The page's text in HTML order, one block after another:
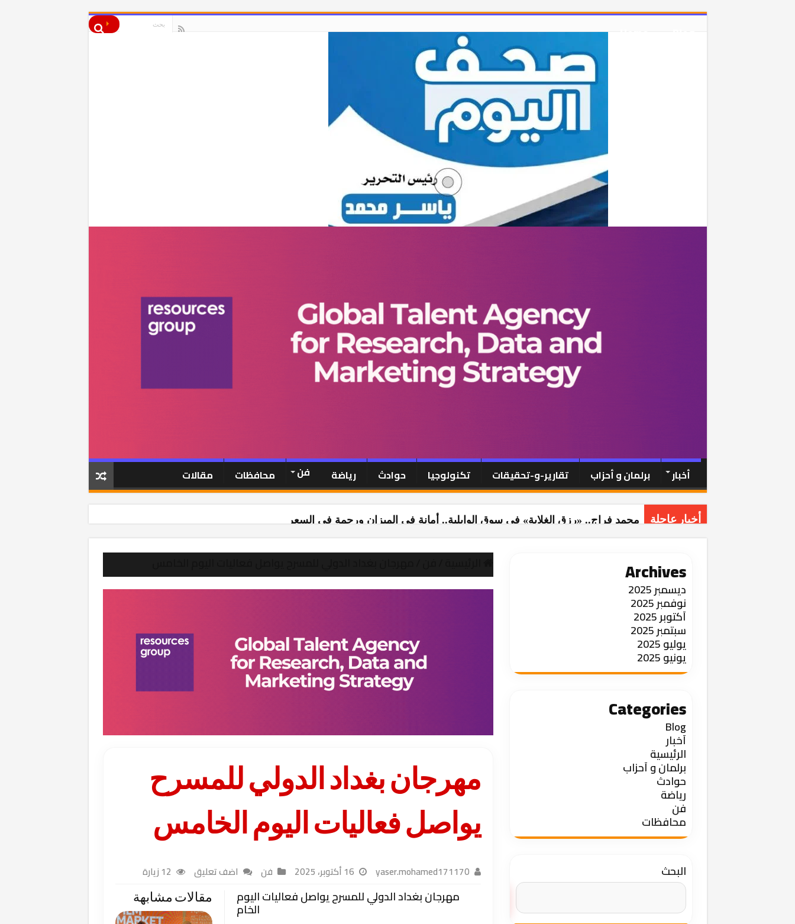
أخبار برلمان و أحزاب تقارير-و-تحقيقات تكنولوجيا حوادث رياضة فن محافظات مقالات
أخبار عاجلة محمد فراج.. «رزق الغلابة» في سوق الوايلية.. أمانة في الميزان ورحمة في السعر
مهرجان بغداد الدولي للمسرح
يواصل فعاليات اليوم الخامس
yaser.mohamed171170 16 أكتوبر، 2025 فن اضف تعليق 12 زيارة
مقالات مشابهة مهرجان بغداد الدولي للمسرح يواصل فعاليات اليوم
الخام
Archives
ديسمبر 2025
نوفمبر 2025
أكتوبر 2025
سبتمبر 2025
يوليو 2025
يونيو 2025
Categories
Blog
أخبار
الرئيسية
برلمان و أحزاب
حوادث
رياضة
فن
محافظات
البحث